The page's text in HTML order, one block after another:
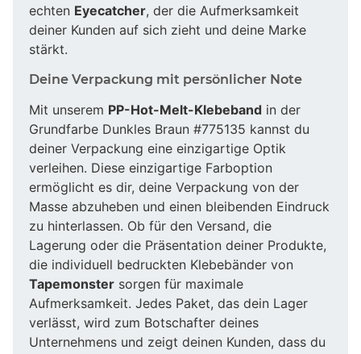
echten Eyecatcher, der die Aufmerksamkeit
deiner Kunden auf sich zieht und deine Marke
stärkt.
Deine Verpackung mit persönlicher Note
Mit unserem PP-Hot-Melt-Klebeband in der
Grundfarbe Dunkles Braun #775135 kannst du
deiner Verpackung eine einzigartige Optik
verleihen. Diese einzigartige Farboption
ermöglicht es dir, deine Verpackung von der
Masse abzuheben und einen bleibenden Eindruck
zu hinterlassen. Ob für den Versand, die
Lagerung oder die Präsentation deiner Produkte,
die individuell bedruckten Klebebänder von
Tapemonster sorgen für maximale
Aufmerksamkeit. Jedes Paket, das dein Lager
verlässt, wird zum Botschafter deines
Unternehmens und zeigt deinen Kunden, dass du